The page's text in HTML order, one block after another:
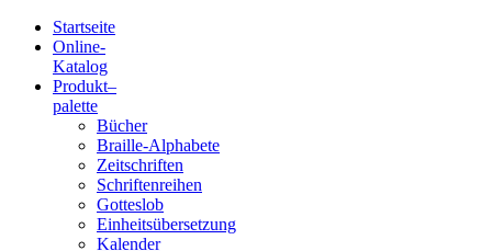
Blindenschrift-
Verlag
Druckerei
Startseite
Online-
Katalog
Produkt–
palette
Bücher
Braille-Alphabete
Zeitschriften
Schriftenreihen
Gotteslob
Einheitsübersetzung
Kalender